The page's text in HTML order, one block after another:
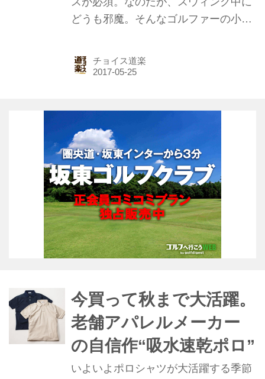
どうも邪魔。そんなゴルファーの小さ
STYLEの「サングラスカット仕様3つ
折りキャップ」だ。サングラスやメガ
チョイス道楽
今買って秋まで大活躍。
老舗アパレルメーカー
の自信作“吸水速乾ポロ”
いよいよポロシャツが大活躍する季節